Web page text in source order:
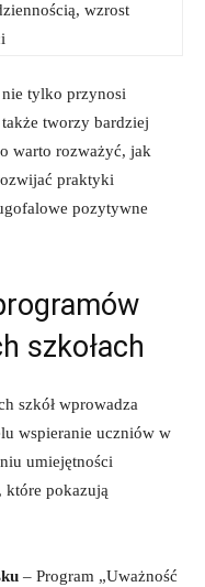
wzrost⁤
tylko przynosi
⁤tworzy bardziej
warto rozważyć, jak‌
praktyki
pozytywne
szkołach
szkół ‍wprowadza
wspieranie uczniów‍ w
umiejętności
które pokazują
⁣– Program ⁢„Uważność